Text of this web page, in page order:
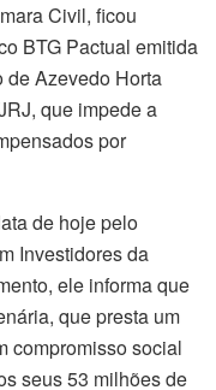
Civil, ficou
BTG Pactual emitida
de Azevedo Horta
que impede a
por
de hoje pelo
Investidores da
ele informa que
que presta um
compromisso social
seus 53 milhões de